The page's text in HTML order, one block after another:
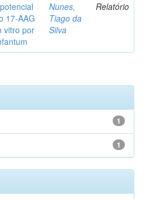
17-AAG
vitro por
Nunes,
Tiago da
Silva
Relatório
1
1